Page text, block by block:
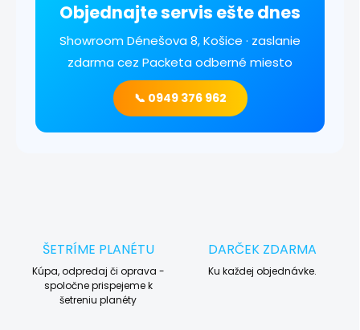
Objednajte servis ešte dnes
Showroom Dénešova 8, Košice · zaslanie
zdarma cez Packeta odberné miesto
📞 0949 376 962
ŠETRÍME PLANÉTU
Kúpa, odpredaj či oprava -
spoločne prispejeme k
šetreniu planéty
DARČEK ZDARMA
Ku každej objednávke.